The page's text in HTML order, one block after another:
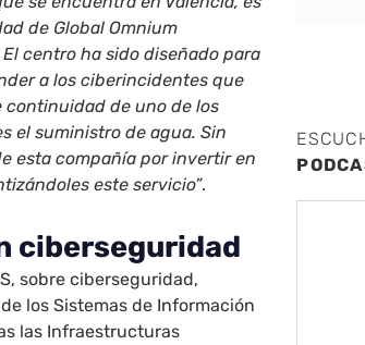
de Global Omnium
centro ha sido diseñado para
a los ciberincidentes que
de uno de los
el suministro de agua. Sin
esta compañía por invertir en
este servicio”.
ciberseguridad
sobre ciberseguridad,
los Sistemas de Información
las Infraestructuras